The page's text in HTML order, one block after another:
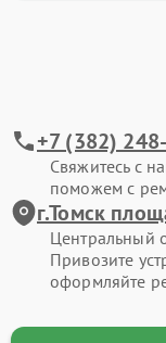
+7 (382)
Свяжитесь с
поможем с
г.Томск
Центральный
Привозите
оформляйте